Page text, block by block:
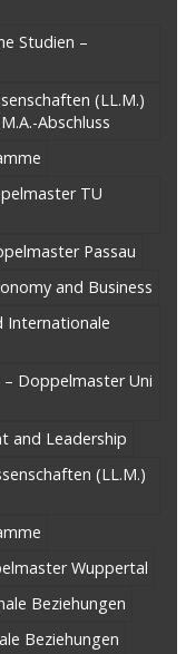
Studien –
(LL.M.)
Abschluss
TU
Passau
and Business
Internationale
Doppelmaster Uni
and Leadership
(LL.M.)
Wuppertal
Beziehungen
Beziehungen